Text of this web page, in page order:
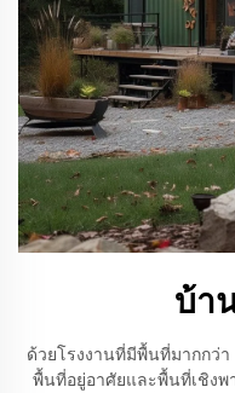
บ้า
ด้วยโรงงานที่มีพื้นที่มากก
พื้นที่อยู่อาศัยและพื้นที่เชิง